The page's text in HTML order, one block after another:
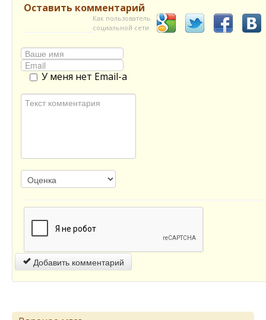
Оставить комментарий
Как пользователь
социальной сети
У меня нет Email-а
Добавить комментарий